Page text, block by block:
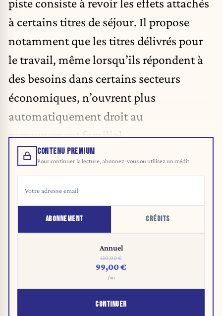
piste consiste à revoir les effets attachés
à certains titres de séjour. Il propose
notamment que les titres délivrés pour
le travail, même lorsqu’ils répondent à
des besoins dans certains secteurs
économiques, n’ouvrent plus
automatiquement droit au
regroupement familial.
CONTENU PREMIUM
Pour continuer la lecture, abonnez-vous ou utilisez un crédit.
ABONNEMENT CRÉDITS
Annuel
120,00 €
99,00 €
/an
CONTINUER